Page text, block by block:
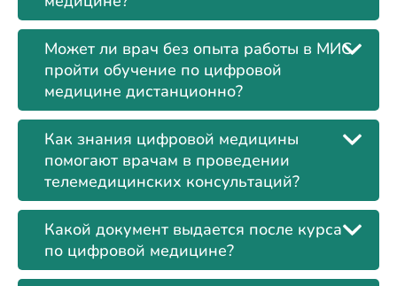
Может ли врач без опыта работы в МИС
пройти обучение по цифровой
медицине дистанционно?
Как знания цифровой медицины
помогают врачам в проведении
телемедицинских консультаций?
Какой документ выдается после курса
по цифровой медицине?